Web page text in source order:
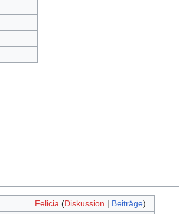
Felicia (Diskussion | Beiträge)